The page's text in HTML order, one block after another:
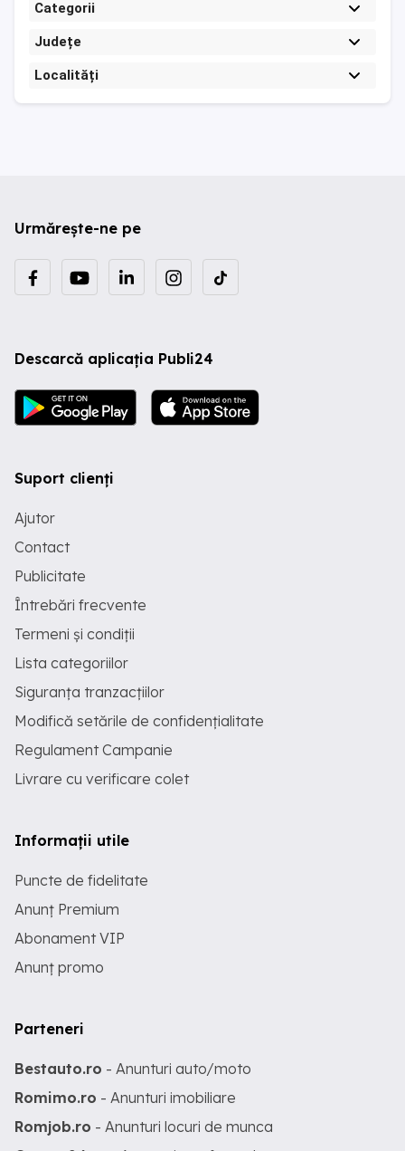
Categorii
Județe
Localități
Urmărește-ne pe
Descarcă aplicația Publi24
Suport clienți
Ajutor
Contact
Publicitate
Întrebări frecvente
Termeni și condiții
Lista categoriilor
Siguranța tranzacțiilor
Modifică setările de confidențialitate
Regulament Campanie
Livrare cu verificare colet
Informații utile
Puncte de fidelitate
Anunț Premium
Abonament VIP
Anunț promo
Parteneri
Bestauto.ro - Anunturi auto/moto
Romimo.ro - Anunturi imobiliare
Romjob.ro - Anunturi locuri de munca